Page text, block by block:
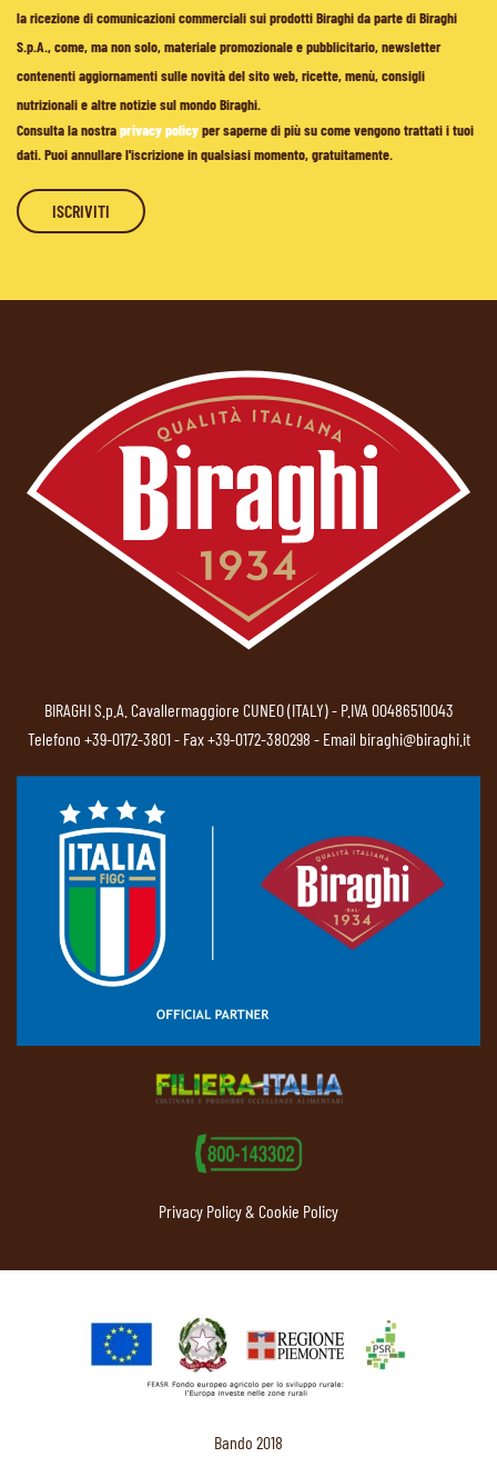
la ricezione di comunicazioni commerciali sui prodotti Biraghi da parte di Biraghi
S.p.A., come, ma non solo, materiale promozionale e pubblicitario, newsletter
contenenti aggiornamenti sulle novità del sito web, ricette, menù, consigli
nutrizionali e altre notizie sul mondo Biraghi.
Consulta la nostraprivacy policyper saperne di più su come vengono trattati i tuoi
dati. Puoi annullare l'iscrizione in qualsiasi momento, gratuitamente.
BIRAGHI S.p.A. Cavallermaggiore CUNEO (ITALY) - P.IVA 00486510043
Telefono +39-0172-3801- Fax +39-0172-380298 - Email biraghi@biraghi.it
Privacy Policy & Cookie Policy
Bando 2018